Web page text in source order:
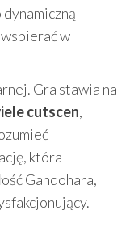
w
Gra stawia na
cutscen,
która
Gandohara,